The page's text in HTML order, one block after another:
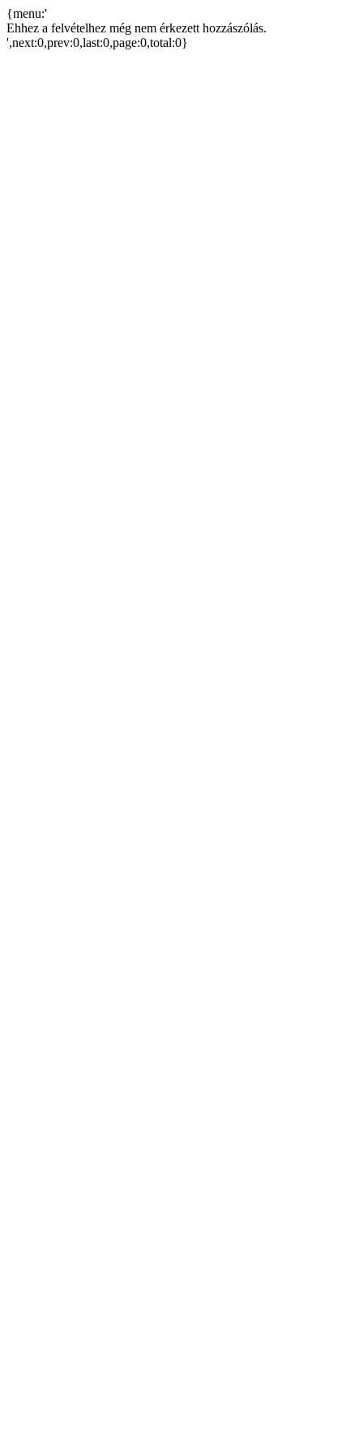
{menu:'
Ehhez a felvételhez még nem érkezett hozzászólás.
',next:0,prev:0,last:0,page:0,total:0}